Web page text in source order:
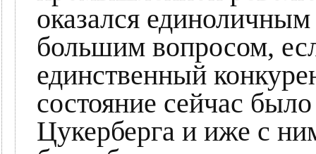
оказался
большим вопросом,
единственный
состояние сейчас
Цукерберга и иже с